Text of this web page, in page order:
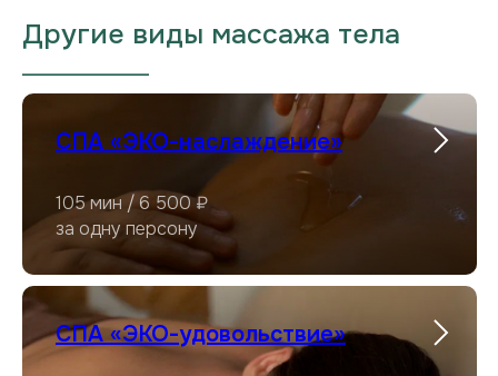
Другие виды массажа тела
___________________
СПА «ЭКО-наслаждение»
105 мин / 6 500 ₽
за одну персону
СПА «ЭКО-удовольствие»